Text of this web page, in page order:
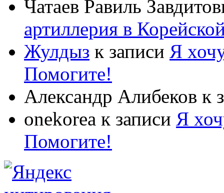
Чатаев Равиль
артиллерия в
Жулдыз к записи Я
Помогите!
Александр Алибеков к
onekorea к записи Я
Помогите!